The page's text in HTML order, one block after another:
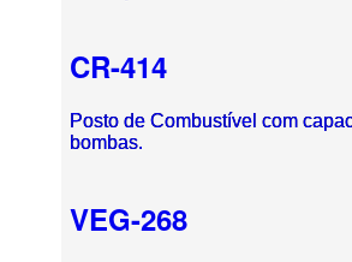
CR-414
Posto de Combustível com
bombas.
VEG-268